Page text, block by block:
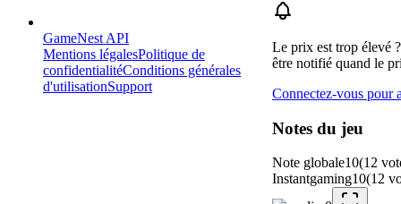
GameNest API
Mentions légalesPolitique de
confidentialitéConditions générales
d'utilisationSupport
Le prix est trop élevé
être notifié quand le
Connectez-vous pour
Notes du jeu
Note globale10(12
Instantgaming10(12